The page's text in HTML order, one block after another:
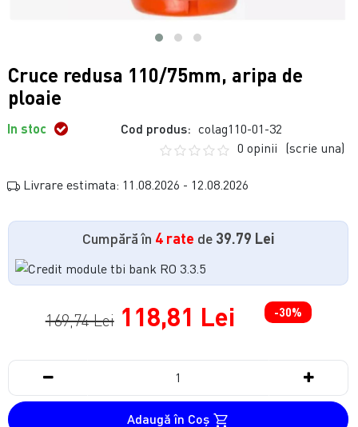
Cruce redusa 110/75mm, aripa de
ploaie
In stoc Cod produs: colag110-01-32
0 opinii (scrie una)
Livrare estimata: 11.08.2026 - 12.08.2026
Cumpără în 4 rate de 39.79 Lei
169,74 Lei 118,81 Lei -30%
Adaugă în Coş